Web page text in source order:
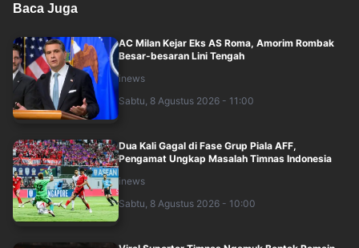
Baca Juga
AC Milan Kejar Eks AS Roma, Amorim Rombak
Besar-besaran Lini Tengah
inews
Sabtu, 8 Agustus 2026 - 11:00
Dua Kali Gagal di Fase Grup Piala AFF,
Pengamat Ungkap Masalah Timnas Indonesia
inews
Sabtu, 8 Agustus 2026 - 10:00